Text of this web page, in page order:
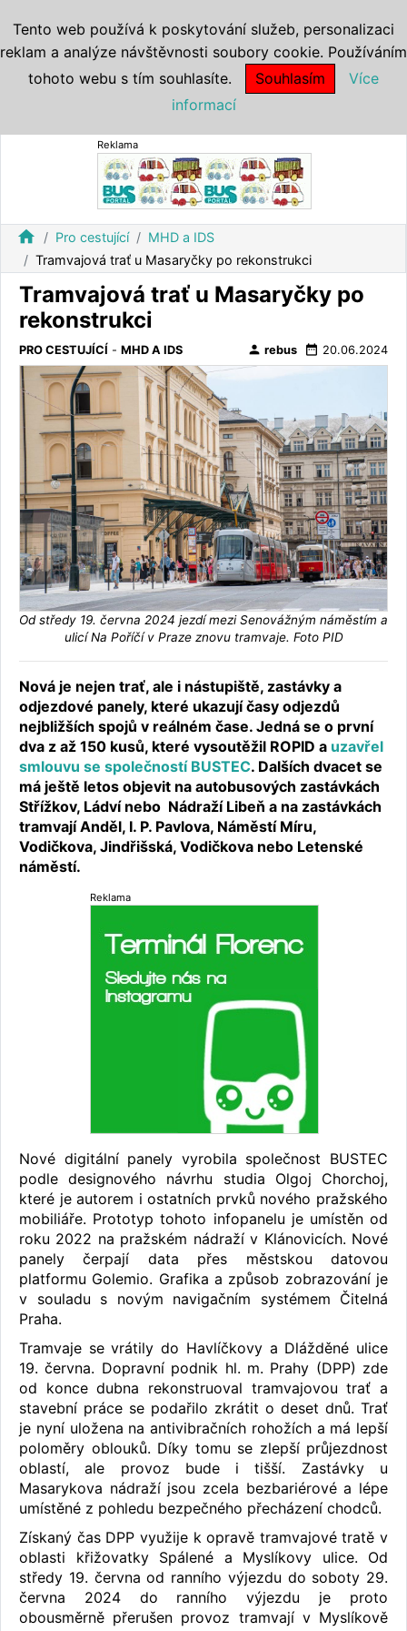
Reklama
home Pro cestující
MHD a IDS
Tramvajová trať u Masaryčky po rekonstrukci
Tramvajová trať u Masaryčky po
rekonstrukci
PRO CESTUJÍCÍ - MHD A IDS person rebus date_range 20.06.2024
Od středy 19. června 2024 jezdí mezi Senovážným náměstím a
ulicí Na Poříčí v Praze znovu tramvaje. Foto PID
Nová je nejen trať, ale i nástupiště, zastávky a
odjezdové panely, které ukazují časy odjezdů
nejbližších spojů v reálném čase. Jedná se o první
dva z až 150 kusů, které vysoutěžil ROPID a uzavřel
smlouvu se společností BUSTEC. Dalších dvacet se
má ještě letos objevit na autobusových zastávkách
Střížkov, Ládví nebo Nádraží Libeň a na zastávkách
tramvají Anděl, I. P. Pavlova, Náměstí Míru,
Vodičkova, Jindřišská, Vodičkova nebo Letenské
náměstí.
Reklama
Nové digitální panely vyrobila společnost BUSTEC
podle designového návrhu studia Olgoj Chorchoj,
které je autorem i ostatních prvků nového pražského
mobiliáře. Prototyp tohoto infopanelu je umístěn od
roku 2022 na pražském nádraží v Klánovicích. Nové
panely čerpají data přes městskou datovou
platformu Golemio. Grafika a způsob zobrazování je
v souladu s novým navigačním systémem Čitelná
Praha.
Tramvaje se vrátily do Havlíčkovy a Dlážděné ulice
19. června. Dopravní podnik hl. m. Prahy (DPP) zde
od konce dubna rekonstruoval tramvajovou trať a
stavební práce se podařilo zkrátit o deset dnů. Trať
je nyní uložena na antivibračních rohožích a má lepší
poloměry oblouků. Díky tomu se zlepší průjezdnost
oblastí, ale provoz bude i tišší. Zastávky u
Masarykova nádraží jsou zcela bezbariérové a lépe
umístěné z pohledu bezpečného přecházení chodců.
Získaný čas DPP využije k opravě tramvajové tratě v
oblasti křižovatky Spálené a Myslíkovy ulice. Od
středy 19. června od ranního výjezdu do soboty 29.
června 2024 do ranního výjezdu je proto
obousměrně přerušen provoz tramvají v Myslíkově
Tento web používá k poskytování služeb, personalizaci
reklam a analýze návštěvnosti soubory cookie. Používáním
tohoto webu s tím souhlasíte.
Souhlasím
Více
informací